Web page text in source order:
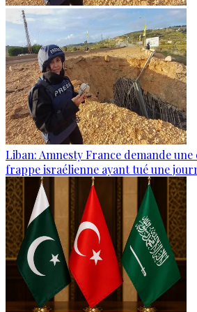
Liban: Amnesty France demande
frappe israélienne ayant tué une